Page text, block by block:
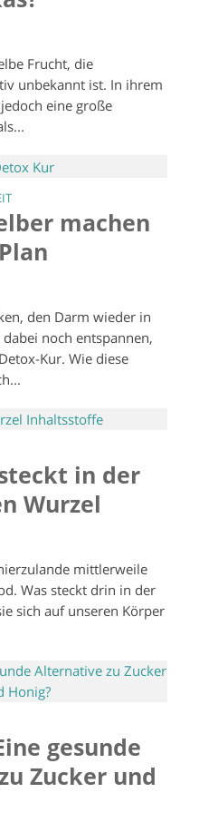
Frucht, die
unbekannt ist. In ihrem
eine große
machen
den Darm wieder in
noch entspannen,
Kur. Wie diese
in der
Wurzel
mittlerweile
Was steckt drin in der
sich auf unseren Körper
gesunde
Zucker und